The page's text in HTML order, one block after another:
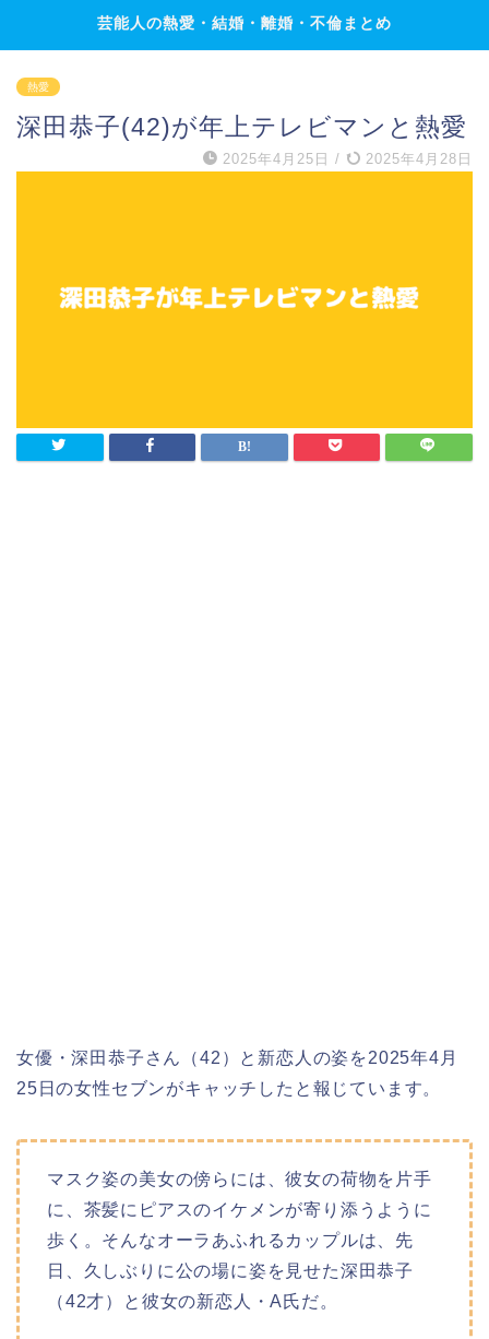
芸能人の熱愛・結婚・離婚・不倫まとめ
熱愛
深田恭子(42)が年上テレビマンと熱愛
2025年4月25日 / 2025年4月28日
女優・深田恭子さん（42）と新恋人の姿を2025年4月
25日の女性セブンがキャッチしたと報じています。
マスク姿の美女の傍らには、彼女の荷物を片手
に、茶髪にピアスのイケメンが寄り添うように
歩く。そんなオーラあふれるカップルは、先
日、久しぶりに公の場に姿を見せた深田恭子
（42才）と彼女の新恋人・A氏だ。